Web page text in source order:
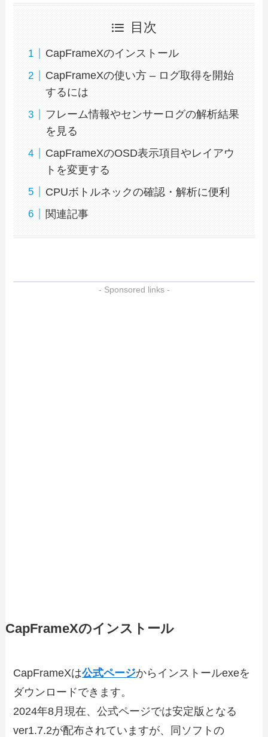
目次
CapFrameXのインストール
CapFrameXの使い方 – ログ取得を開始
するには
フレーム情報やセンサーログの解析結果
を見る
CapFrameXのOSD表示項目やレイアウ
トを変更する
CPUボトルネックの確認・解析に便利
関連記事
- Sponsored links -
CapFrameXのインストール
CapFrameXは公式ページからインストールexeを
ダウンロードできます。
2024年8月現在、公式ページでは安定版となる
ver1.7.2が配布されていますが、同ソフトの